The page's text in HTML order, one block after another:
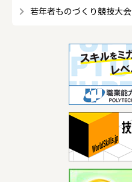
若年者ものづくり競技大会